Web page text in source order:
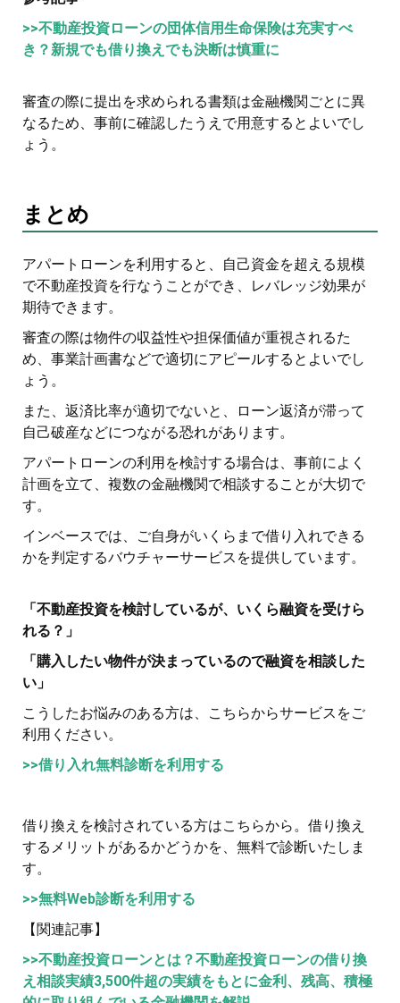
>>不動産投資ローンの団体信用生命保険は充実すべ
き？新規でも借り換えでも決断は慎重に
審査の際に提出を求められる書類は金融機関ごとに異
なるため、事前に確認したうえで用意するとよいでし
ょう。
まとめ
アパートローンを利用すると、自己資金を超える規模
で不動産投資を行なうことができ、レバレッジ効果が
期待できます。
審査の際は物件の収益性や担保価値が重視されるた
め、事業計画書などで適切にアピールするとよいでし
ょう。
また、返済比率が適切でないと、ローン返済が滞って
自己破産などにつながる恐れがあります。
アパートローンの利用を検討する場合は、事前によく
計画を立て、複数の金融機関で相談することが大切で
す。
インベースでは、ご自身がいくらまで借り入れできる
かを判定するバウチャーサービスを提供しています。
「不動産投資を検討しているが、いくら融資を受けら
れる？」
「購入したい物件が決まっているので融資を相談した
い」
こうしたお悩みのある方は、こちらからサービスをご
利用ください。
>>借り入れ無料診断を利用する
借り換えを検討されている方はこちらから。借り換え
するメリットがあるかどうかを、無料で診断いたしま
す。
>>無料Web診断を利用する
【関連記事】
>>不動産投資ローンとは？不動産投資ローンの借り換
え相談実績3,500件超の実績をもとに金利、残高、積極